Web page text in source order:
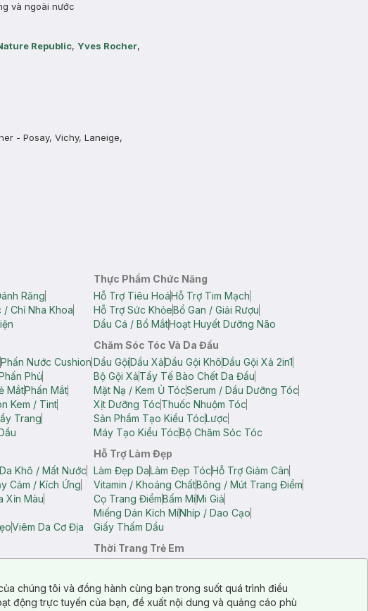
và ngoài nước
Republic, Yves Rocher,
- Posay, Vichy, Laneige,
Răng
/ Chỉ Nha Khoa
Thực Phẩm Chức Năng
Hỗ Trợ Tiêu HoáHỗ Trợ Tim Mạch
Hỗ Trợ Sức KhỏeBổ Gan / Giải Rượu
Dầu Cá / Bổ MắtHoạt Huyết Dưỡng Não
Phấn Nước Cushion
Phủ
MắtPhấn Mắt
Kem / Tint
Trang
Chăm Sóc Tóc Và Da Đầu
Dầu GộiDầu XảDầu Gội KhôDầu Gội Xả 2in1
Bộ Gội XảTẩy Tế Bào Chết Da Đầu
Mặt Nạ / Kem Ủ TócSerum / Dầu Dưỡng Tóc
Xịt Dưỡng TócThuốc Nhuộm Tóc
Sản Phẩm Tạo Kiểu TócLược
Máy Tạo Kiểu TócBộ Chăm Sóc Tóc
Da Khô / Mất Nước
Cảm / Kích Ứng
Xỉn Màu
Viêm Da Cơ Địa
Hỗ Trợ Làm Đẹp
Làm Đẹp DaLàm Đẹp TócHỗ Trợ Giảm Cân
Vitamin / Khoáng ChấtBông / Mút Trang Điểm
Cọ Trang ĐiểmBấm MiMi Giả
Miếng Dán Kích MíNhíp / Dao Cạo
Giấy Thấm Dầu
Thời Trang Trẻ Em
chúng tôi và đồng hành cùng bạn trong suốt quá trình điều
động trực tuyến của bạn, đề xuất nội dung và quảng cáo phù